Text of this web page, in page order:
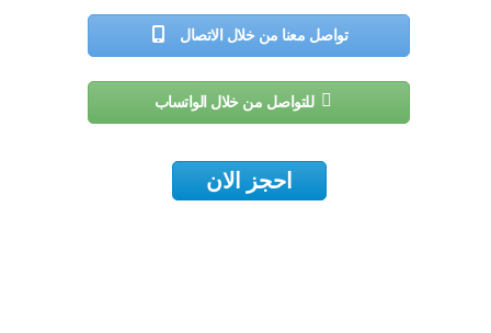
تواصل معنا من خلال الاتصال
للتواصل من خلال الواتساب
احجز الان